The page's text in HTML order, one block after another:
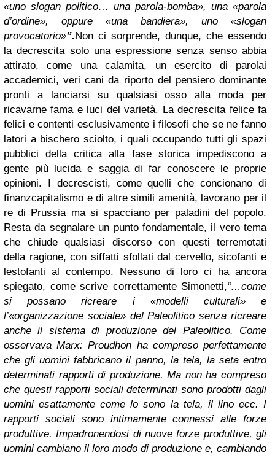
«uno slogan politico… una parola-bomba», una «parola
d’ordine», oppure «una bandiera», uno «slogan
provocatorio»”.Non ci sorprende, dunque, che essendo
la decrescita solo una espressione senza senso abbia
attirato, come una calamita, un esercito di parolai
accademici, veri cani da riporto del pensiero dominante
pronti a lanciarsi su qualsiasi osso alla moda per
ricavarne fama e luci del varietà. La decrescita felice fa
felici e contenti esclusivamente i filosofi che se ne fanno
latori a bischero sciolto, i quali occupando tutti gli spazi
pubblici della critica alla fase storica impediscono a
gente più lucida e saggia di far conoscere le proprie
opinioni. I decrescisti, come quelli che concionano di
finanzcapitalismo e di altre simili amenità, lavorano per il
re di Prussia ma si spacciano per paladini del popolo.
Resta da segnalare un punto fondamentale, il vero tema
che chiude qualsiasi discorso con questi terremotati
della ragione, con siffatti sfollati dal cervello, sicofanti e
lestofanti al contempo. Nessuno di loro ci ha ancora
spiegato, come scrive correttamente Simonetti,“…come
si possano ricreare i «modelli culturali» e
l’«organizzazione sociale» del Paleolitico senza ricreare
anche il sistema di produzione del Paleolitico. Come
osservava Marx: Proudhon ha compreso perfettamente
che gli uomini fabbricano il panno, la tela, la seta entro
determinati rapporti di produzione. Ma non ha compreso
che questi rapporti sociali determinati sono prodotti dagli
uomini esattamente come lo sono la tela, il lino ecc. I
rapporti sociali sono intimamente connessi alle forze
produttive. Impadronendosi di nuove forze produttive, gli
uomini cambiano il loro modo di produzione e, cambiando